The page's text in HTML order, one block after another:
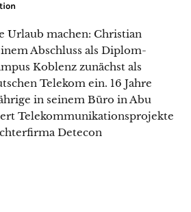
Urlaub machen: Christian
Abschluss als Diplom-
Koblenz zunächst als
Telekom ein. 16 Jahre
in seinem Büro in Abu
Telekommunikationsprojekte
Detecon